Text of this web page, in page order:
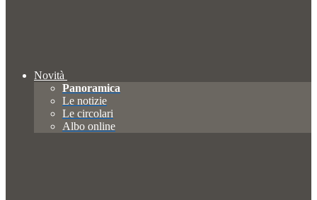
Novità
Panoramica
Le notizie
Le circolari
Albo online